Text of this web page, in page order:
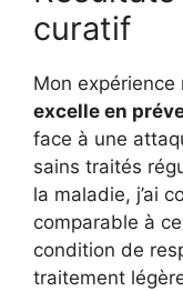
curatif
Mon expérience
excelle en
face à une
sains traités
la maladie, j’ai
comparable à
condition de
traitement